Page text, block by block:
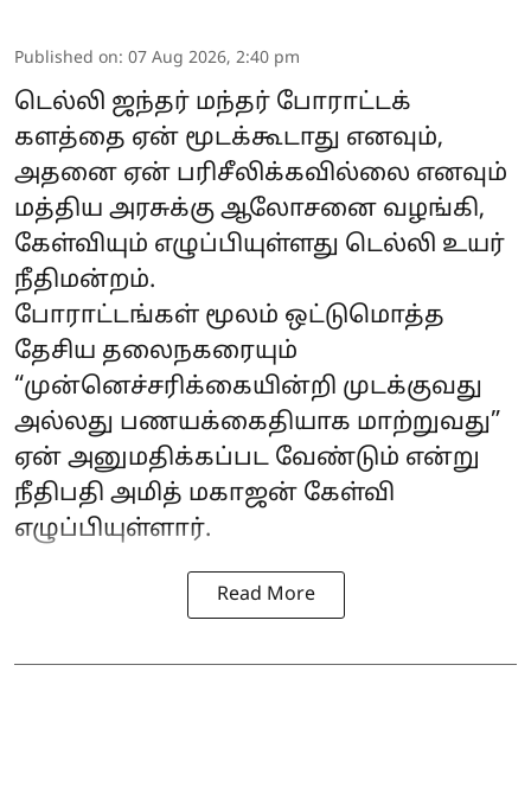
Published on: 07 Aug 2026, 2:40 pm
டெல்லி ஜந்தர் மந்தர் போராட்டக்
களத்தை ஏன் மூடக்கூடாது எனவும்,
அதனை ஏன் பரிசீலிக்கவில்லை எனவும்
மத்திய அரசுக்கு ஆலோசனை வழங்கி,
கேள்வியும் எழுப்பியுள்ளது டெல்லி உயர்
நீதிமன்றம்.
போராட்டங்கள் மூலம் ஒட்டுமொத்த
தேசிய தலைநகரையும்
“முன்னெச்சரிக்கையின்றி முடக்குவது
அல்லது பணயக்கைதியாக மாற்றுவது”
ஏன் அனுமதிக்கப்பட வேண்டும் என்று
நீதிபதி அமித் மகாஜன் கேள்வி
எழுப்பியுள்ளார்.
Read More